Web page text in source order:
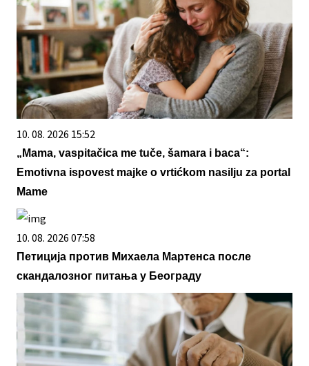
10. 08. 2026 15:52
„Mama, vaspitačica me tuče, šamara i baca“:
Emotivna ispovest majke o vrtićkom nasilju za portal
Mame
10. 08. 2026 07:58
Петиција против Михаела Мартенса после
скандалозног питања у Београду